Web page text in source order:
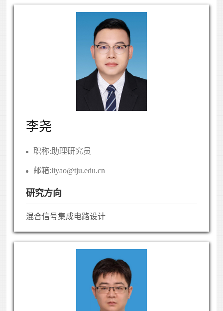
李尧
职称:助理研究员
邮箱:liyao@tju.edu.cn
研究方向
混合信号集成电路设计